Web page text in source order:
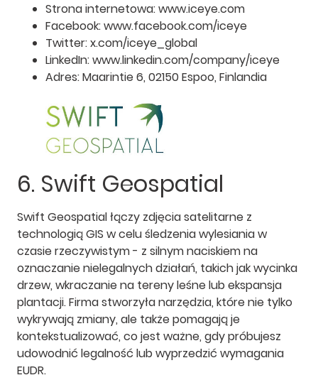
Strona internetowa: www.iceye.com
Facebook: www.facebook.com/iceye
Twitter: x.com/iceye_global
LinkedIn: www.linkedin.com/company/iceye
Adres: Maarintie 6, 02150 Espoo, Finlandia
6. Swift Geospatial
Swift Geospatial łączy zdjęcia satelitarne z
technologią GIS w celu śledzenia wylesiania w
czasie rzeczywistym - z silnym naciskiem na
oznaczanie nielegalnych działań, takich jak wycinka
drzew, wkraczanie na tereny leśne lub ekspansja
plantacji. Firma stworzyła narzędzia, które nie tylko
wykrywają zmiany, ale także pomagają je
kontekstualizować, co jest ważne, gdy próbujesz
udowodnić legalność lub wyprzedzić wymagania
EUDR.